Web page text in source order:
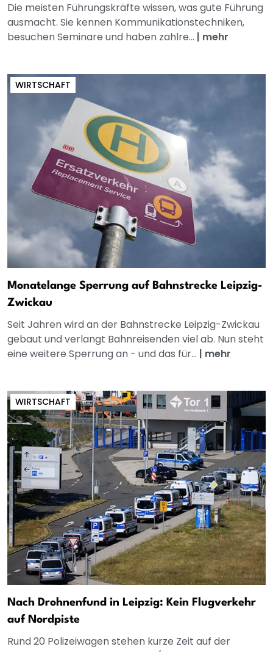
Die meisten Führungskräfte wissen, was gute Führung
ausmacht. Sie kennen Kommunikationstechniken,
besuchen Seminare und haben zahlre... | mehr
WIRTSCHAFT
Monatelange Sperrung auf Bahnstrecke Leipzig-
Zwickau
Seit Jahren wird an der Bahnstrecke Leipzig-Zwickau
gebaut und verlangt Bahnreisenden viel ab. Nun steht
eine weitere Sperrung an - und das für... | mehr
WIRTSCHAFT
Nach Drohnenfund in Leipzig: Kein Flugverkehr
auf Nordpiste
Rund 20 Polizeiwagen stehen kurze Zeit auf der